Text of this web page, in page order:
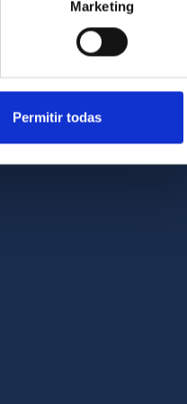
Marketing
Permitir todas
RSS
Ethics